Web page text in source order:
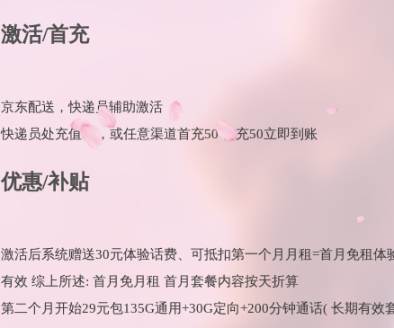
激活/首充
京东配送，快递员辅助激活
快递员处充值50，或任意渠道首充50 首充50立即到账
优惠/补贴
激活后系统赠送30元体验话费、可抵扣第一个月月租=首月免租
有效 综上所述: 首月免月租 首月套餐内容按天折算
第二个月开始29元包135G通用+30G定向+200分钟通话( 长期有效